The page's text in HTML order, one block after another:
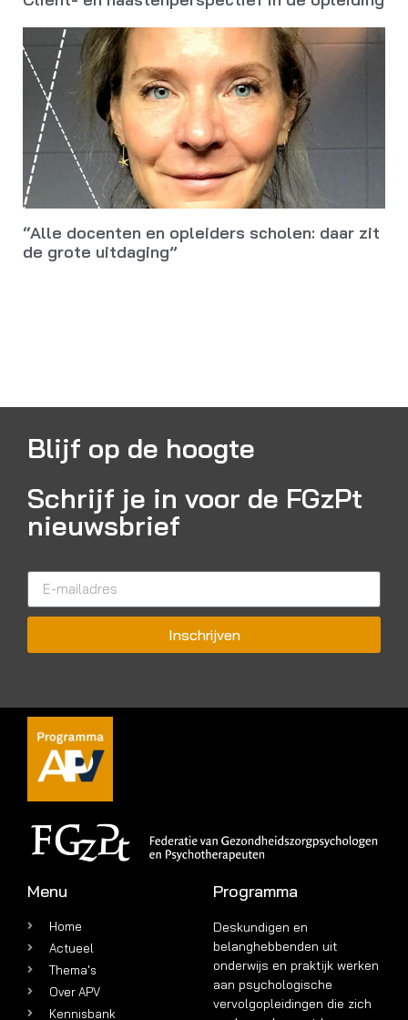
“Alle docenten en opleiders scholen: daar zit
de grote uitdaging”
Blijf op de hoogte
Schrijf je in voor de FGzPt
nieuwsbrief
Inschrijven
Menu
Home
Actueel
Thema's
Over APV
Kennisbank
Programma
Deskundigen en
belanghebbenden uit
onderwijs en praktijk werken
aan psychologische
vervolgopleidingen die zich